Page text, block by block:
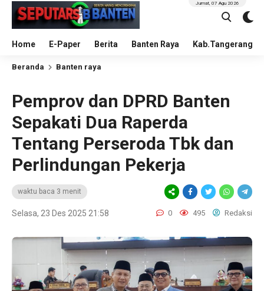
Home E-Paper Berita Banten Raya Kab.Tangerang
Jumat, 07 Agu 2026
Beranda Banten raya
​Pemprov dan DPRD Banten
Sepakati Dua Raperda
Tentang Perseroda Tbk dan
Perlindungan Pekerja
waktu baca 3 menit
Selasa, 23 Des 2025 21:58 0 495 Redaksi